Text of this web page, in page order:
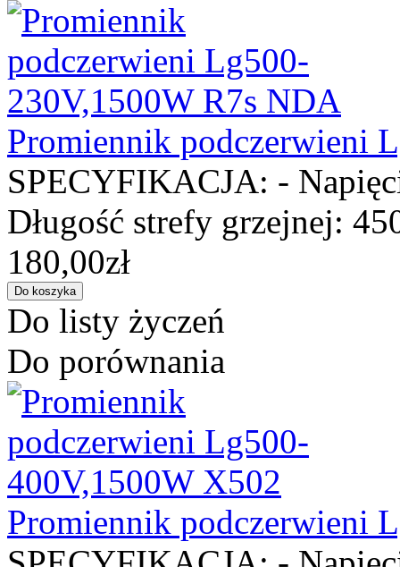
Promiennik podczerwieni
SPECYFIKACJA: -
Długość strefy grzejnej:
180,00zł
Do listy życzeń
Do porównania
Promiennik podczerwieni